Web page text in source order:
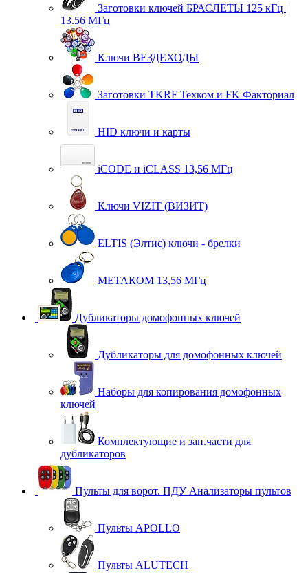
Заготовки ключей БРАСЛЕТЫ 125 кГц |
13.56 МГц
Ключи ВЕЗДЕХОДЫ
Заготовки TKRF Техком и FK Факториал
HID ключи и карты
iCODE и iCLASS 13,56 МГц
Ключи VIZIT (ВИЗИТ)
ELTIS (Элтис) ключи - брелки
МЕТАКОМ 13,56 МГц
Дубликаторы домофонных ключей
Дубликаторы для домофонных ключей
Наборы для копирования домофонных
ключей
Комплектующие и зап.части для
дубликаторов
Пульты для ворот. ПДУ Анализаторы пультов
Пульты APOLLO
Пульты ALUTECH